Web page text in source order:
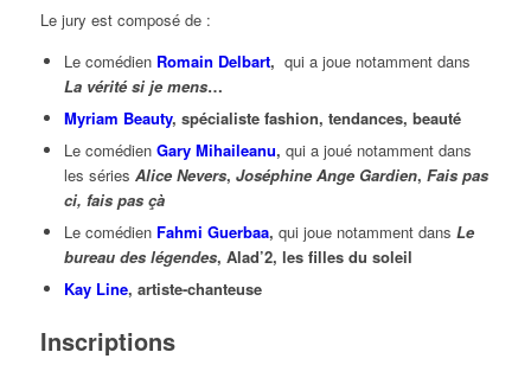
Le jury est composé de :
Le comédienRomain Delbart, qui a joue notamment dans
La vérité si je mens…
Myriam Beauty, spécialiste fashion, tendances, beauté
Le comédien Gary Mihaileanu, qui a joué notamment dans
les séries Alice Nevers, Joséphine Ange Gardien, Fais pas
ci, fais pas çà
Le comédienFahmi Guerbaa, qui joue notamment dans Le
bureau des légendes, Alad’2, les filles du soleil
Kay Line, artiste-chanteuse
Inscriptions